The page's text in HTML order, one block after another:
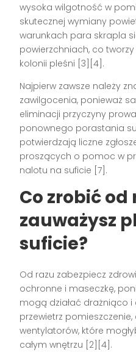
wysoka wilgotność w
skutecznej wymiany
warunkach para skrapla
powierzchniach, co
kolonii pleśni [3][4].
Najpierw zawsze należy
zawilgocenia, ponieważ
eliminacji przyczyny
ponownego porastania
potwierdzają liczne
proszących o pomoc w
nalotu na suficie [7].
Co zrobić
zauważysz
suficie?
Od razu zabezpiecz
ochronne i maseczkę,
mogą działać drażniąco i
przewietrz pomieszczenie,
wentylatorów, które
całym wnętrzu [2][4].